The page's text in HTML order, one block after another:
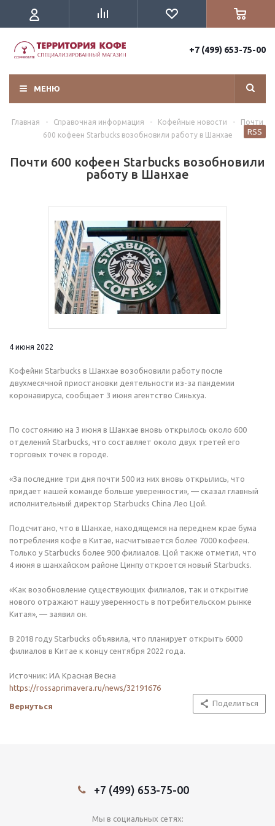
+7 (499) 653-75-00
МЕНЮ
Главная - Справочная информация - Кофейные новости -
Почти
600 кофеен Starbucks возобновили работу в Шанхае
Почти 600 кофеен Starbucks возобновили
работу в Шанхае
RSS
4 июня 2022
Кофейни Starbucks в Шанхае возобновили работу после
двухмесячной приостановки деятельности из-за пандемии
коронавируса, сообщает 3 июня агентство Синьхуа.
По состоянию на 3 июня в Шанхае вновь открылось около 600
отделений Starbucks, что составляет около двух третей его
торговых точек в городе.
«За последние три дня почти 500 из них вновь открылись, что
придает нашей команде больше уверенности», — сказал главный
исполнительный директор Starbucks China Лео Цой.
Подсчитано, что в Шанхае, находящемся на переднем крае бума
потребления кофе в Китае, насчитывается более 7000 кофеен.
Только у Starbucks более 900 филиалов. Цой также отметил, что
4 июня в шанхайском районе Цинпу откроется новый Starbucks.
«Как возобновление существующих филиалов, так и открытие
нового отражают нашу уверенность в потребительском рынке
Китая», — заявил он.
В 2018 году Starbucks объявила, что планирует открыть 6000
филиалов в Китае к концу сентября 2022 года.
Источник: ИА Красная Весна
https://rossaprimavera.ru/news/32191676
Вернуться Поделиться
+7 (499) 653-75-00
Мы в социальных сетях: